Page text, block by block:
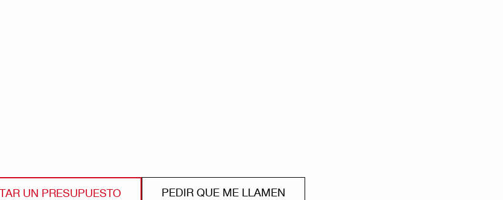
UN PRESUPUESTO PEDIR QUE ME LLAMEN